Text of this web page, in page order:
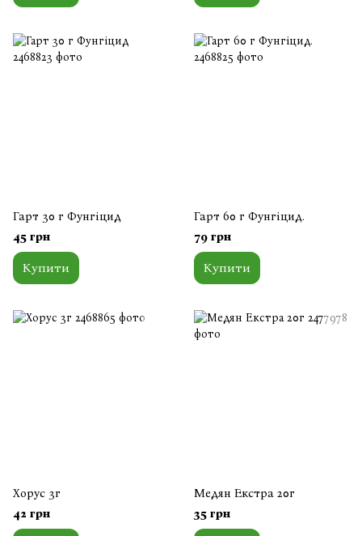
Гарт 30 г Фунгіцид
45 грн
Купити
Гарт 60 г Фунгіцид.
79 грн
Купити
Хорус 3г
42 грн
Медян Екстра 20г
35 грн